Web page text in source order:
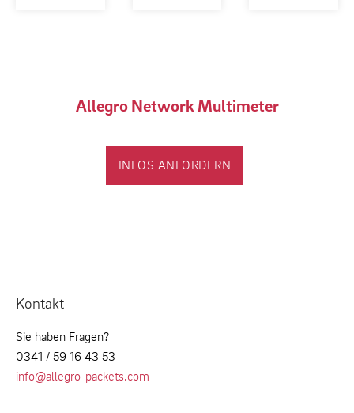
Allegro Network Multimeter
INFOS ANFORDERN
Kontakt
Sie haben Fragen?
0341 / 59 16 43 53
info@allegro-packets.com